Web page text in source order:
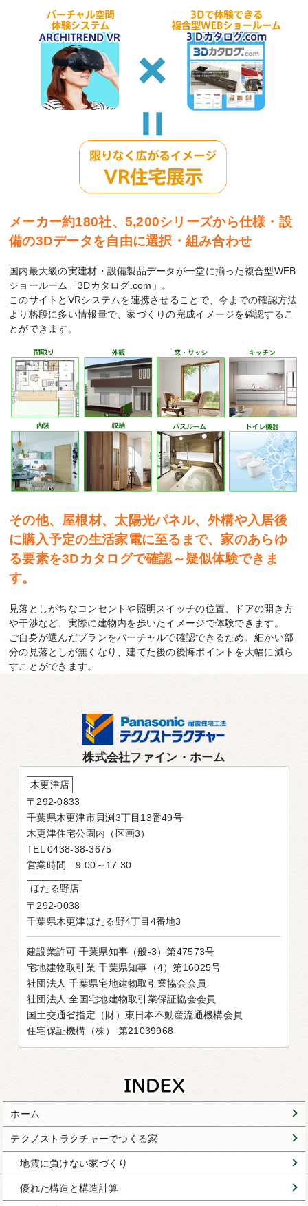
メーカー約180社、5,200シリーズから仕様・設
備の3Dデータを自由に選択・組み合わせ
国内最大級の実建材・設備製品データが一堂に揃った複合型WEB
ショールーム「3Dカタログ.com」。
このサイトとVRシステムを連携させることで、今までの確認方法
より格段に多い情報量で、家づくりの完成イメージを確認するこ
とができます。
その他、屋根材、太陽光パネル、外構や入居後
に購入予定の生活家電に至るまで、家のあらゆ
る要素を3Dカタログで確認～疑似体験できま
す。
見落としがちなコンセントや照明スイッチの位置、ドアの開き方
や干渉など、実際に建物内を歩いたイメージで体験できます。
ご自身が選んだプランをバーチャルで確認できるため、細かい部
分の見落としが無くなり、建てた後の後悔ポイントを大幅に減ら
すことができます。
株式会社ファイン・ホーム
木更津店
〒292-0833
千葉県木更津市貝渕3丁目13番49号
木更津住宅公園内（区画3）
TEL 0438-38-3675
営業時間 9:00～17:30
ほたる野店
〒292-0038
千葉県木更津ほたる野4丁目4番地3
建設業許可 千葉県知事（般-3）第47573号
宅地建物取引業 千葉県知事（4）第16025号
社団法人 千葉県宅地建物取引業協会会員
社団法人 全国宅地建物取引業保証協会会員
国土交通省指定（財）東日本不動産流通機構会員
住宅保証機構（株） 第21039968
ホーム
テクノストラクチャーでつくる家
地震に負けない家づくり
優れた構造と構造計算